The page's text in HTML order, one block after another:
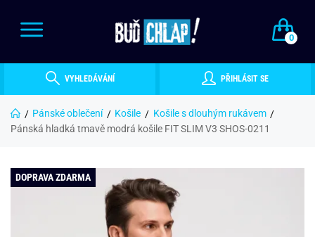
0
VYHLEDÁVÁNÍ PŘIHLÁSIT SE
Pánské oblečení Košile
Košile s dlouhým rukávem
Pánská hladká tmavě modrá košile FIT SLIM V3 SHOS-0211
DOPRAVA ZDARMA